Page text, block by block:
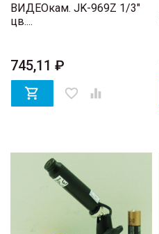
ВИДЕОкам. JK-969Z 1/3"
цв....
745,11 ₽
 favorite_border 